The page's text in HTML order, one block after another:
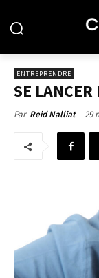
ENTREPRENDRE
SE
Par Reid Nalliat 29